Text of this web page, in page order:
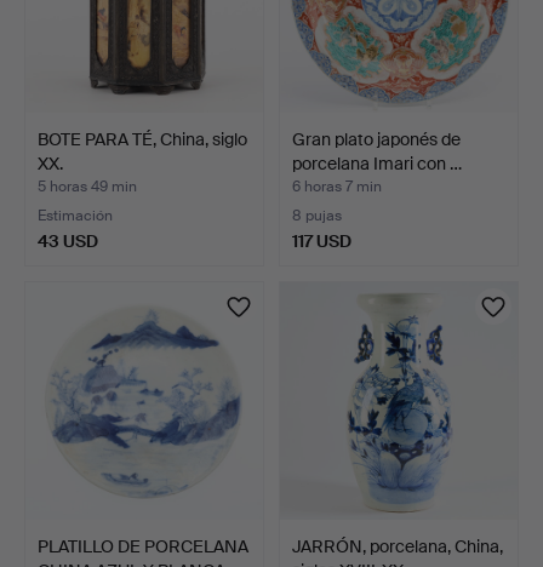
BOTE PARA TÉ, China, siglo
XX.
5 horas 49 min
Estimación
43 USD
Gran plato japonés de
porcelana Imari con …
6 horas 7 min
8 pujas
117 USD
PLATILLO DE PORCELANA
JARRÓN, porcelana, China,